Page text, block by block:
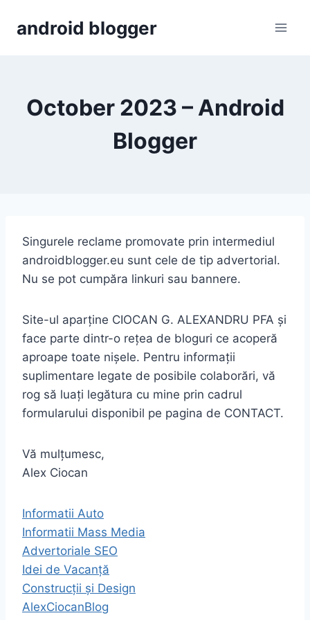
android blogger
October 2023 – Android
Blogger
Singurele reclame promovate prin intermediul
androidblogger.eu sunt cele de tip advertorial.
Nu se pot cumpăra linkuri sau bannere.
Site-ul aparține CIOCAN G. ALEXANDRU PFA și
face parte dintr-o rețea de bloguri ce acoperă
aproape toate nișele. Pentru informații
suplimentare legate de posibile colaborări, vă
rog să luați legătura cu mine prin cadrul
formularului disponibil pe pagina de CONTACT.
Vă mulțumesc,
Alex Ciocan
Informatii Auto
Informatii Mass Media
Advertoriale SEO
Idei de Vacanță
Construcții și Design
AlexCiocanBlog